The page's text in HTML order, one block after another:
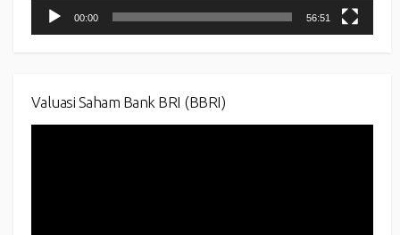
00:00 56:51
Valuasi Saham Bank BRI (BBRI)